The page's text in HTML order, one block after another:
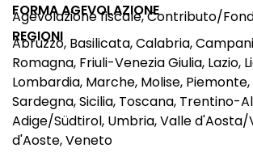
FORMA AGEVOLAZIONE
Agevolazione fiscale, Contributo/
REGIONI
Abruzzo, Basilicata, Calabria,
Romagna, Friuli-Venezia Giulia, Lazio,
Lombardia, Marche, Molise, Piemonte,
Sardegna, Sicilia, Toscana, Trentino-
Adige/Südtirol, Umbria, Valle d'Aosta/
d'Aoste, Veneto